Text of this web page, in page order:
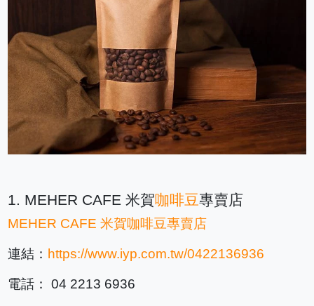
1. MEHER CAFE 米賀咖啡豆專賣店
MEHER CAFE 米賀咖啡豆專賣店
連結： https://www.iyp.com.tw/0422136936
電話： 04 2213 6936